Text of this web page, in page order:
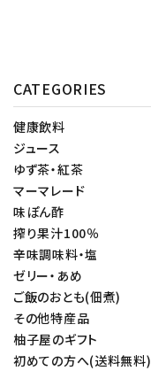
CATEGORIES
健康飲料
ジュース
ゆず茶・紅茶
マーマレード
味ぽん酢
搾り果汁100％
辛味調味料・塩
ゼリー・あめ
ご飯のおとも(佃煮)
その他特産品
柚子屋のギフト
初めての方へ(送料無料)